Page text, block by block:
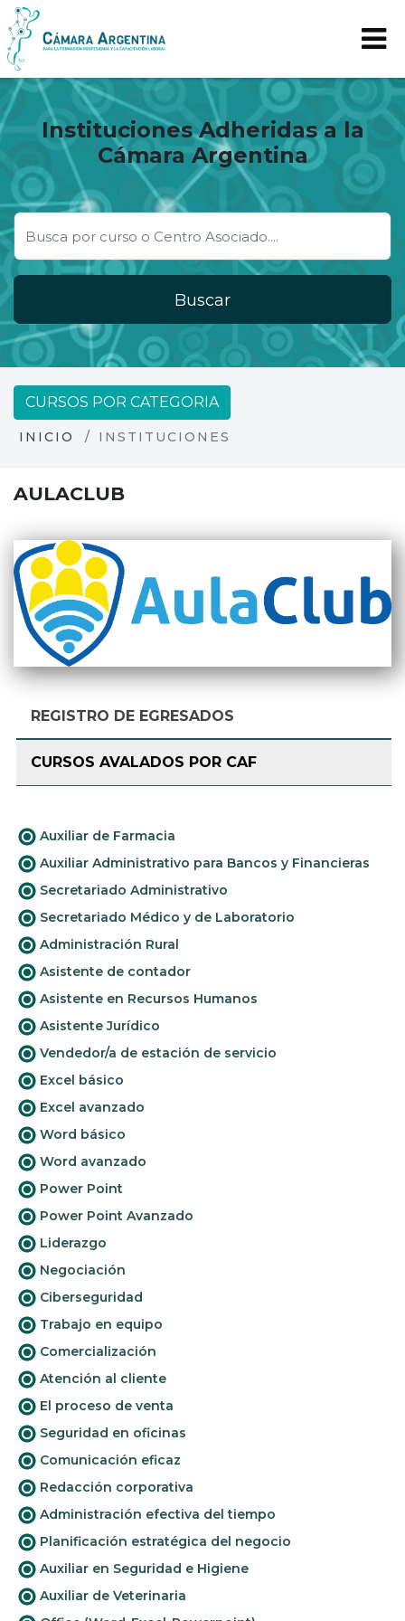
Instituciones Adheridas a la
Cámara Argentina
Buscar
CURSOS POR CATEGORIA
INICIO INSTITUCIONES
AULACLUB
REGISTRO DE EGRESADOS
CURSOS AVALADOS POR CAF
Auxiliar de Farmacia
Auxiliar Administrativo para Bancos y Financieras
Secretariado Administrativo
Secretariado Médico y de Laboratorio
Administración Rural
Asistente de contador
Asistente en Recursos Humanos
Asistente Jurídico
Vendedor/a de estación de servicio
Excel básico
Excel avanzado
Word básico
Word avanzado
Power Point
Power Point Avanzado
Liderazgo
Negociación
Ciberseguridad
Trabajo en equipo
Comercialización
Atención al cliente
El proceso de venta
Seguridad en oficinas
Comunicación eficaz
Redacción corporativa
Administración efectiva del tiempo
Planificación estratégica del negocio
Auxiliar en Seguridad e Higiene
Auxiliar de Veterinaria